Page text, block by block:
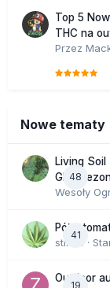
Top 5
THC na
Przez
Nowe tematy
48
Living
GHS
Wesoły
41
stix33 ·
19
Outdoor